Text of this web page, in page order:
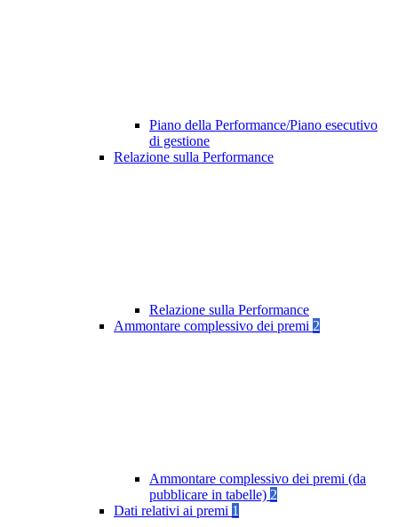
Piano della Performance/Piano esecutivo
di gestione
Relazione sulla Performance
Relazione sulla Performance
Ammontare complessivo dei premi 2
Ammontare complessivo dei premi (da
pubblicare in tabelle) 2
Dati relativi ai premi 1